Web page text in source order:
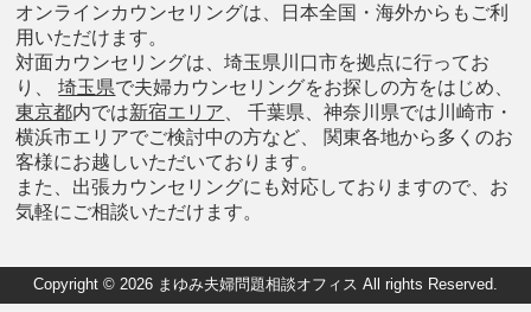
オンラインカウンセリングは、日本全国・海外からもご利
用いただけます。
対面カウンセリングは、埼玉県川口市を拠点に行ってお
り、埼玉県で夫婦カウンセリングをお探しの方をはじめ、
東京都内では新宿エリア 、 千葉県、神奈川県では川崎市・
横浜市エリアでご検討中の方など、 関東各地から多くのお
客様にお越しいただいております。
また、出張カウンセリングにも対応しておりますので、お
気軽にご相談いただけます。
Copyright © 2026 まゆみ夫婦問題相談オフィス All rights Reserved.